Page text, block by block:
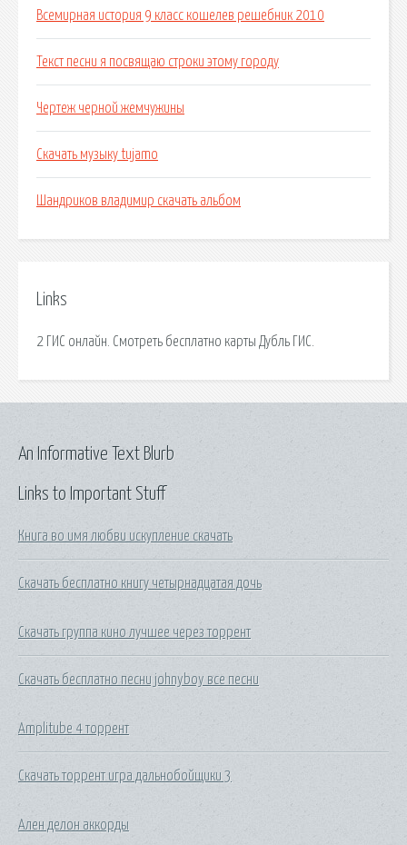
Всемирная история 9 класс кошелев решебник 2010
Текст песни я посвящаю строки этому городу
Чертеж черной жемчужины
Скачать музыку tujamo
Шандриков владимир скачать альбом
Links
2 ГИС онлайн. Смотреть бесплатно карты Дубль ГИС.
Links to Important Stuff
Книга во имя любви искупление скачать
Скачать бесплатно книгу четырнадцатая дочь
Скачать группа кино лучшее через торрент
Скачать бесплатно песни johnyboy все песни
Amplitube 4 торрент
Скачать торрент игра дальнобойщики 3
Ален делон аккорды
An Informative Text Blurb